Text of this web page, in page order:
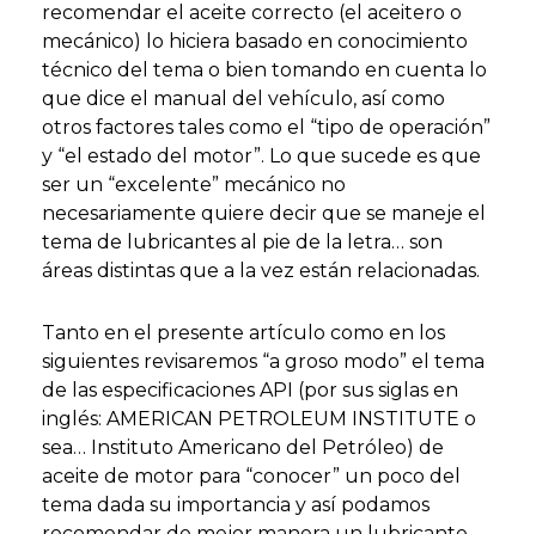
recomendar el aceite correcto (el aceitero o
mecánico) lo hiciera basado en conocimiento
técnico del tema o bien tomando en cuenta lo
que dice el manual del vehículo, así como
otros factores tales como el “tipo de operación”
y “el estado del motor”. Lo que sucede es que
ser un “excelente” mecánico no
necesariamente quiere decir que se maneje el
tema de lubricantes al pie de la letra… son
áreas distintas que a la vez están relacionadas.
Tanto en el presente artículo como en los
siguientes revisaremos “a groso modo” el tema
de las especificaciones API (por sus siglas en
inglés: AMERICAN PETROLEUM INSTITUTE o
sea… Instituto Americano del Petróleo) de
aceite de motor para “conocer” un poco del
tema dada su importancia y así podamos